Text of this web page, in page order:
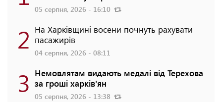
05 серпня, 2026 - 16:10
2 На Харківщині восени почнуть рахувати
пасажирів
04 серпня, 2026 - 08:11
3 Немовлятам видають медалі від Терехова
за гроші харків'ян
05 серпня, 2026 - 13:38